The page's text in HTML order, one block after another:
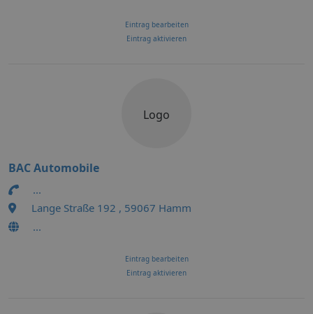
Eintrag bearbeiten
Eintrag aktivieren
Logo
BAC Automobile
...
Lange Straße 192 , 59067 Hamm
...
Eintrag bearbeiten
Eintrag aktivieren